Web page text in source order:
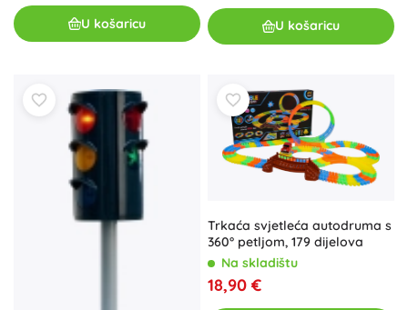
U košaricu U košaricu
Trkaća svjetleća autodruma s
360° petljom, 179 dijelova
Na skladištu
18,90 €